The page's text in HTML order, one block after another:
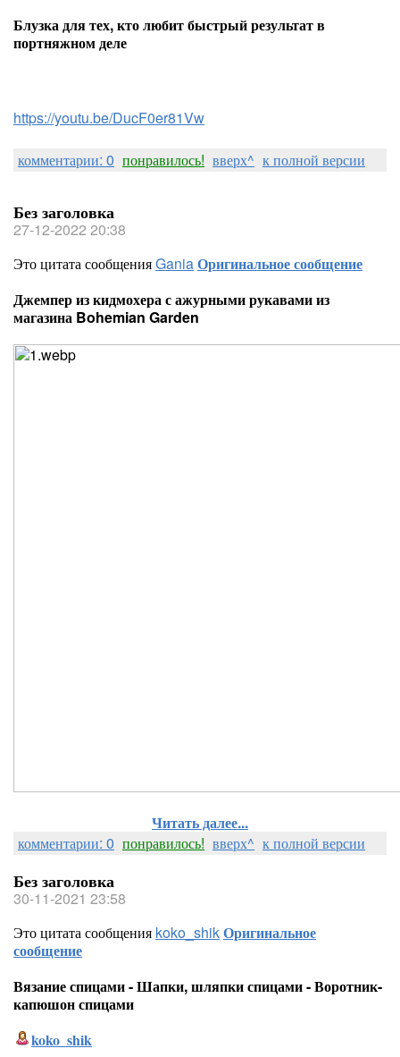
Блузка для тех, кто любит быстрый результат в
портняжном деле
https://youtu.be/DucF0er81Vw
комментарии: 0 понравилось! вверх^ к полной версии
Без заголовка
27-12-2022 20:38
Это цитата сообщенияGaniaОригинальное сообщение
Джемпер из кидмохера с ажурными рукавами из
магазина Bohemian Garden
Читать далее...
комментарии: 0 понравилось! вверх^ к полной версии
Без заголовка
30-11-2021 23:58
Это цитата сообщения koko_shikОригинальное
сообщение
Вязание спицами - Шапки, шляпки спицами - Воротник-
капюшон спицами
koko_shik